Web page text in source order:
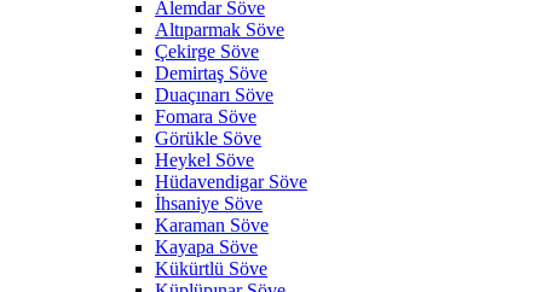
Alemdar Söve
Altıparmak Söve
Çekirge Söve
Demirtaş Söve
Duaçınarı Söve
Fomara Söve
Görükle Söve
Heykel Söve
Hüdavendigar Söve
İhsaniye Söve
Karaman Söve
Kayapa Söve
Kükürtlü Söve